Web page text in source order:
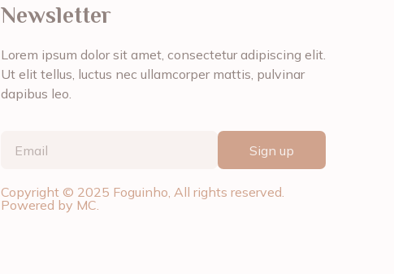
Newsletter
Lorem ipsum dolor sit amet, consectetur adipiscing elit.
Ut elit tellus, luctus nec ullamcorper mattis, pulvinar
dapibus leo.
Sign up
Copyright © 2025 Foguinho, All rights reserved.
Powered by MC.